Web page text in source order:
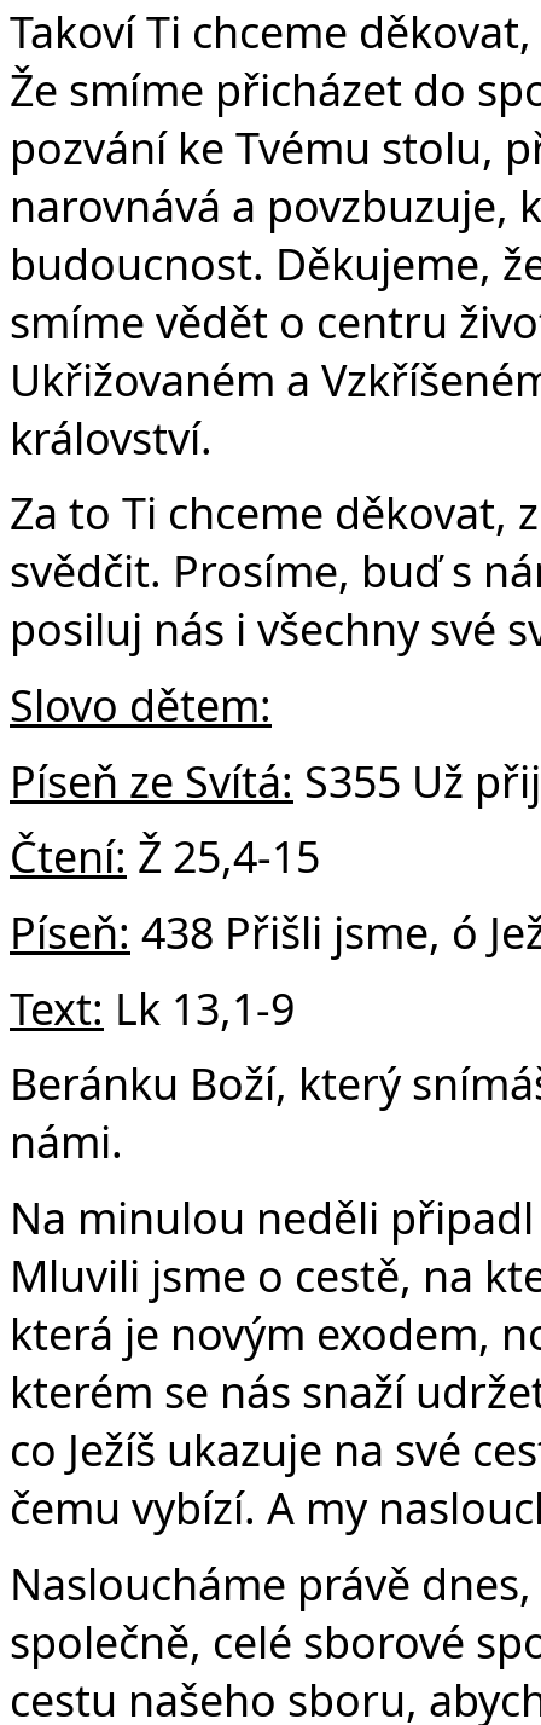
Takoví Ti chceme
Že smíme přicházet do
pozvání ke Tvému stolu,
narovnává a povzbuzuje,
budoucnost. Děkujeme,
smíme vědět o centru
Ukřižovaném a
království.
Za to Ti chceme děkovat,
svědčit. Prosíme, buď s
posiluj nás i všechny své
Slovo dětem:
Píseň ze Svítá: S355 Už
Čtení: Ž 25,4-15
Píseň: 438 Přišli jsme, ó
Text: Lk 13,1-9
Beránku Boží, který
námi.
Na minulou neděli
Mluvili jsme o cestě, na
která je novým exodem,
kterém se nás snaží
co Ježíš ukazuje na své
čemu vybízí. A my
Nasloucháme právě
společně, celé sborové
cestu našeho sboru,